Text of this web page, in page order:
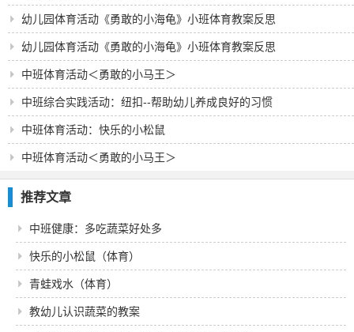
幼儿园体育活动《勇敢的小海龟》小班体育教案反思
幼儿园体育活动《勇敢的小海龟》小班体育教案反思
中班体育活动＜勇敢的小马王＞
中班综合实践活动：纽扣--帮助幼儿养成良好的习惯
中班体育活动：快乐的小松鼠
中班体育活动＜勇敢的小马王＞
推荐文章
中班健康：多吃蔬菜好处多
快乐的小松鼠（体育）
青蛙戏水（体育）
教幼儿认识蔬菜的教案